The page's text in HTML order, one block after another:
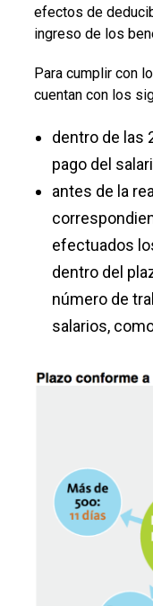
efectos de
ingreso de los
Para cumplir con
cuentan con los
dentro de las
pago del
antes de la
efectuados
dentro del
número de
salarios,